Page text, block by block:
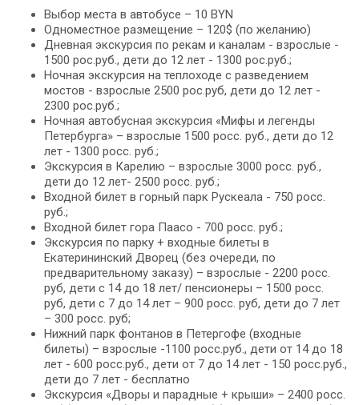
Выбор места в автобусе – 10 BYN
Одноместное размещение – 120$ (по желанию)
Дневная экскурсия по рекам и каналам - взрослые -
1500 рос.руб., дети до 12 лет - 1300 рос.руб.;
Ночная экскурсия на теплоходе с разведением
мостов - взрослые 2500 рос.руб, дети до 12 лет -
2300 рос.руб.;
Ночная автобусная экскурсия «Мифы и легенды
Петербурга» – взрослые 1500 росс. руб., дети до 12
лет - 1300 росс. руб.;
Экскурсия в Карелию – взрослые 3000 росс. руб.,
дети до 12 лет- 2500 росс. руб.;
Входной билет в горный парк Рускеала - 750 росс.
руб.;
Входной билет гора Паасо - 700 росс. руб.;
Экскурсия по парку + входные билеты в
Екатерининский Дворец (без очереди, по
предварительному заказу) – взрослые - 2200 росс.
руб, дети с 14 до 18 лет/ пенсионеры – 1500 росс.
руб, дети с 7 до 14 лет – 900 росс. руб, дети до 7 лет
– 300 росс. руб;
Нижний парк фонтанов в Петергофе (входные
билеты) – взрослые -1100 росс.руб., дети от 14 до 18
лет - 600 росс.руб., дети от 7 до 14 лет - 150 росс.руб.,
дети до 7 лет - бесплатно
Экскурсия «Дворы и парадные + крыши» – 2400 росс.